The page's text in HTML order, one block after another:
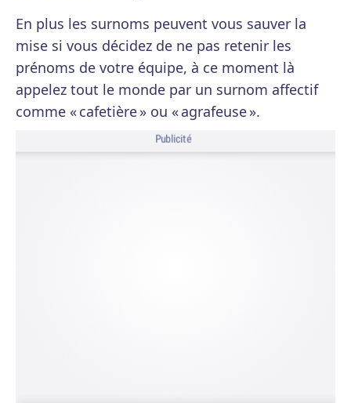
En plus les surnoms peuvent vous sauver la
mise si vous décidez de ne pas retenir les
prénoms de votre équipe, à ce moment là
appelez tout le monde par un surnom affectif
comme « cafetière » ou « agrafeuse ».
Publicité